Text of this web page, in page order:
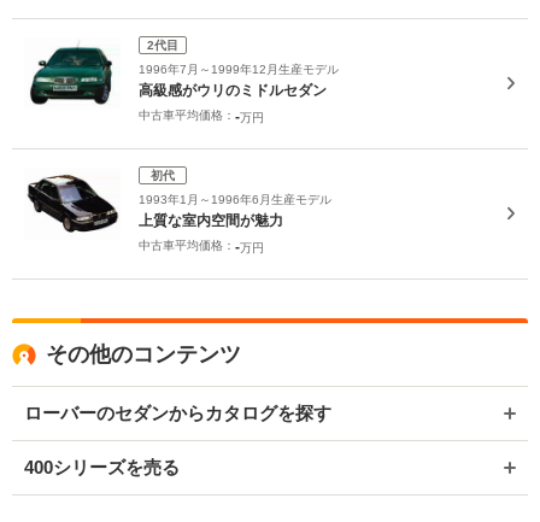
2代目
1996年7月～1999年12月生産モデル
高級感がウリのミドルセダン
中古車平均価格： -万円
初代
1993年1月～1996年6月生産モデル
上質な室内空間が魅力
中古車平均価格： -万円
その他のコンテンツ
ローバーのセダンからカタログを探す
400シリーズを売る